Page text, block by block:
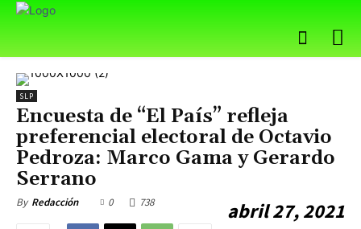
SLP
Encuesta de “El País” refleja
preferencial electoral de Octavio
Pedroza: Marco Gama y Gerardo
Serrano
By Redacción abril 27, 2021
0 738